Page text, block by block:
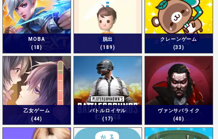
MOBA
(18)
脱出
(189)
クレーンゲーム
(33)
乙女ゲーム
(44)
バトルロイヤル
(17)
ヴァンサバライク
(40)